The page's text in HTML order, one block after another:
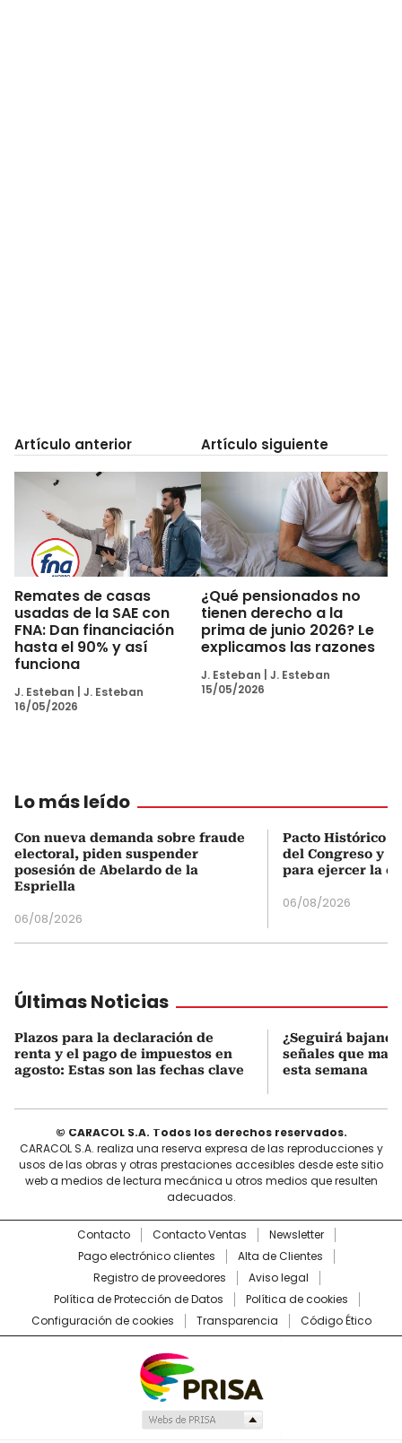
Artículo anterior
Remates de casas
usadas de la SAE con
FNA: Dan financiación
hasta el 90% y así
funciona
J. Esteban
J. Esteban
16/05/2026
Artículo siguiente
¿Qué pensionados no
tienen derecho a la
prima de junio 2026? Le
explicamos las razones
J. Esteban
J. Esteban
15/05/2026
Lo más leído
Con nueva demanda sobre fraude
electoral, piden suspender
posesión de Abelardo de la
Espriella
06/08/2026
Pacto Histórico
del Congreso y
para ejercer la
06/08/2026
Últimas Noticias
Plazos para la declaración de
renta y el pago de impuestos en
agosto: Estas son las fechas clave
¿Seguirá
señales que
esta semana
© CARACOL S.A. Todos los derechos reservados.
CARACOL S.A. realiza una reserva expresa de las reproducciones y
usos de las obras y otras prestaciones accesibles desde este sitio
web a medios de lectura mecánica u otros medios que resulten
adecuados.
Contacto Contacto Ventas
Newsletter
Pago electrónico clientes
Alta de Clientes
Registro de proveedores
Aviso legal
Política de Protección de Datos
Política de cookies
Configuración de cookies
Transparencia Código Ético